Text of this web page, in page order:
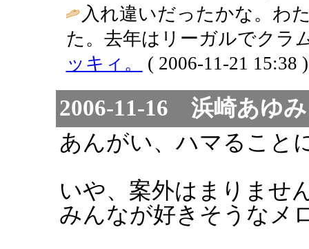
入れ違いだったかな。わ
た。去年はリーガルでクラ
ッキィ。
( 2006-11-21 15:38 )
2006-11-16 浜崎あゆみ
あんがい、ハマること
いや、案外はまりませ
みんなが好きそうなメ